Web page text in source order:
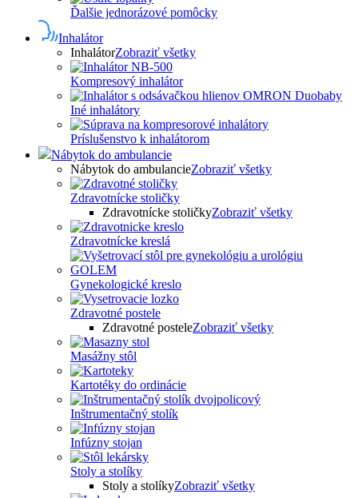
Ďalšie jednorázové pomôcky
Inhalátor
InhalátorZobraziť všetky
Kompresový inhalátor
Iné inhalátory
Príslušenstvo k inhalátorom
Nábytok do ambulancie
Nábytok do ambulancieZobraziť všetky
Zdravotnícke stoličky
Zdravotnícke stoličkyZobraziť všetky
Zdravotnícke kreslá
Gynekologické kreslo
Zdravotné postele
Zdravotné posteleZobraziť všetky
Masážny stôl
Kartotéky do ordinácie
Inštrumentačný stolík
Infúzny stojan
Stoly a stolíky
Stoly a stolíkyZobraziť všetky